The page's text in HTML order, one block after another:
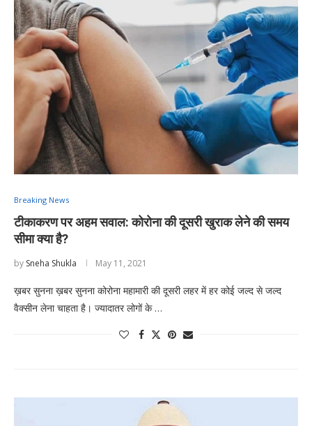
Breaking News
टीकाकरण पर अहम सवाल: कोरोना की दूसरी खुराक लेने की समय
सीमा क्या है?
by Sneha Shukla May 11, 2021
ख़बर सुनना ख़बर सुनना कोरोना महामारी की दूसरी लहर में हर कोई जल्द से जल्द
वैक्सीन लेना चाहता है। ज्यादातर लोगों के …